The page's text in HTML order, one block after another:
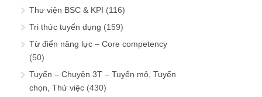
Thư viện BSC & KPI (116)
Tri thức tuyển dụng (159)
Từ điển năng lực – Core competency
(50)
Tuyển – Chuyện 3T – Tuyển mộ, Tuyển
chọn, Thử việc (430)